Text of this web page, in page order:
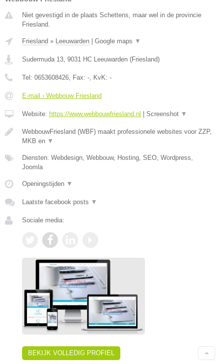
Niet gevestigd in de plaats Schettens, maar wel in de provincie
Friesland.
Friesland » Leeuwarden Google maps ▼
Sudermuda 13, 9031 HC Leeuwarden (Friesland)
Tel: 0653608426, Fax: -, KvK: -
E-mail › Webbouw Friesland
Website: https://www.webbouwfriesland.nl Screenshot ▼
WebbouwFriesland (WBF) maakt professionele websites voor ZZP,
MKB en ▼
Diensten: Webdesign, Webbouw, Hosting, SEO, Wordpress,
Joomla
Openingstijden ▼
Laatste facebook posts ▼
Sociale media:
BEKIJK VOLLEDIG PROFIEL